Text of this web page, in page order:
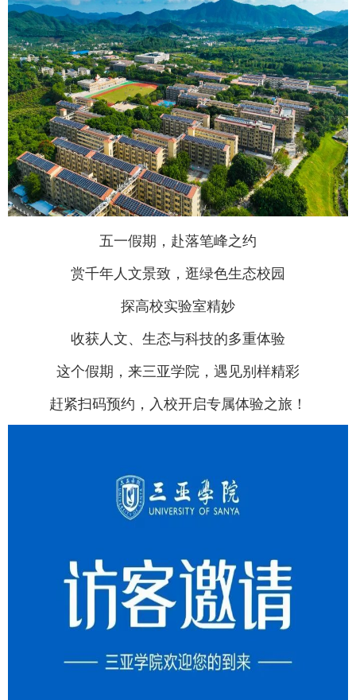
五一假期，赴落笔峰之约
赏千年人文景致，逛绿色生态校园
探高校实验室精妙
收获人文、生态与科技的多重体验
这个假期，来三亚学院，遇见别样精彩
赶紧扫码预约，入校开启专属体验之旅！